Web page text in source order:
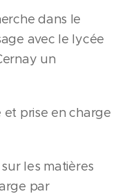
dans le
avec le lycée
un
et prise en charge
sur les matières
par